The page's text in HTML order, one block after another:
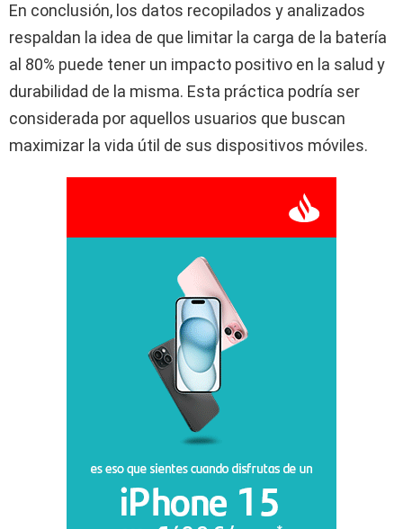
En conclusión, los datos recopilados y analizados
respaldan la idea de que limitar la carga de la batería
al 80% puede tener un impacto positivo en la salud y
durabilidad de la misma. Esta práctica podría ser
considerada por aquellos usuarios que buscan
maximizar la vida útil de sus dispositivos móviles.